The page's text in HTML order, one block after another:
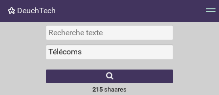
DeuchTech
Nuage de tags Mur d'images
215shaares